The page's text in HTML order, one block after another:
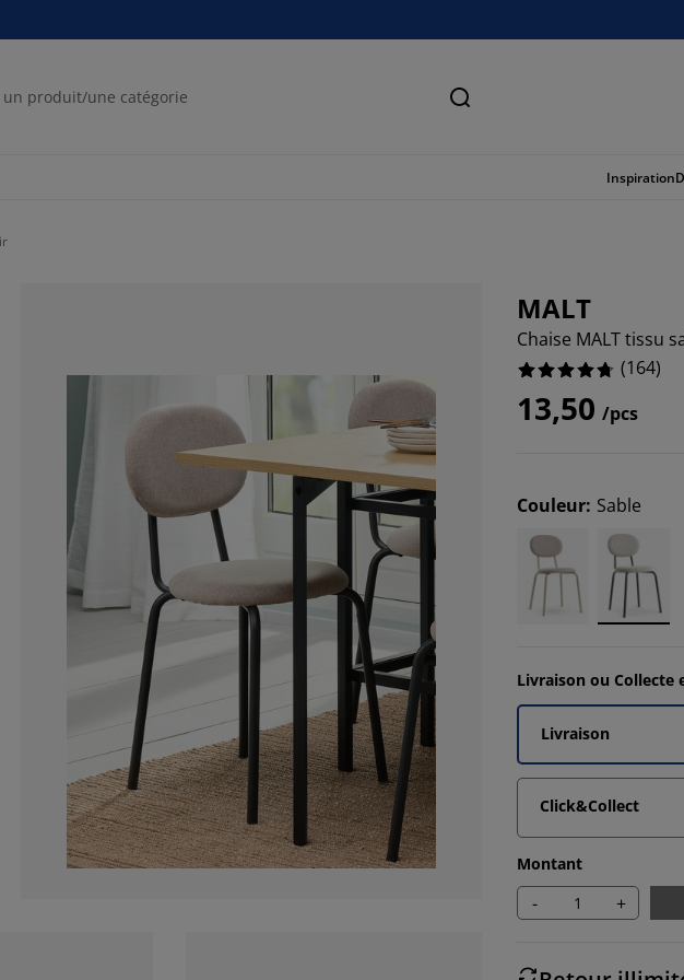
Recherche
Inspiration
MALT
Chaise MALT tissu
(164)
13,50 /pcs
Couleur: Sable
Livraison ou Collecte
Livraison
Click&Collect
Montant
- +
84.14634146341463%
6.707317073170732%
5.487804878048781%
2.4390243902439024%
1.2195121951219512%